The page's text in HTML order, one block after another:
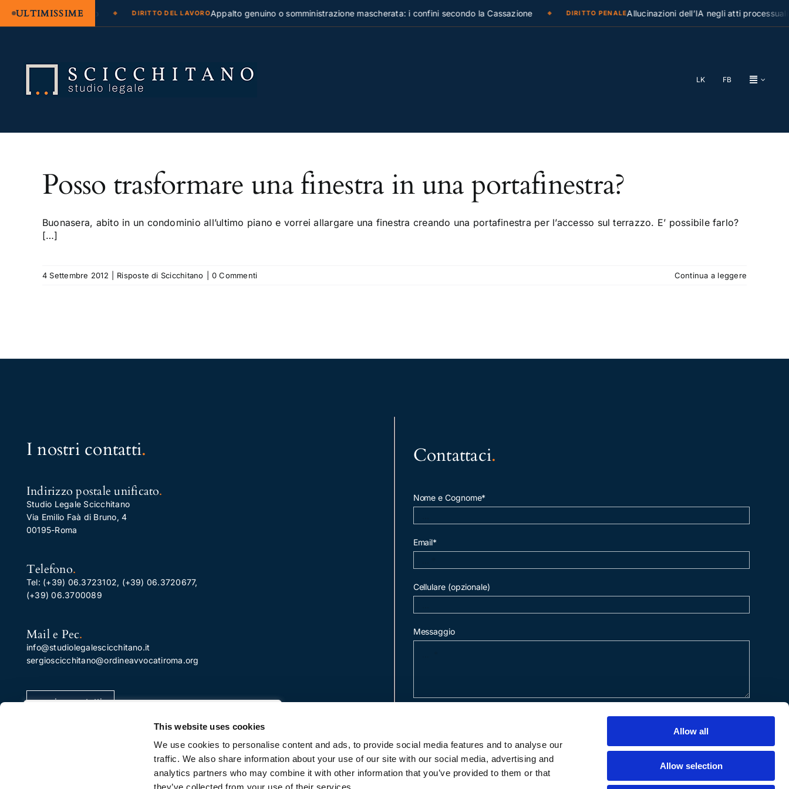
This website uses cookies
We use cookies to personalise content and ads, to provide social media features and to analyse our
traffic. We also share information about your use of our site with our social media, advertising and
analytics partners who may combine it with other information that you’ve provided to them or that
Allow all
Allow selection
Utilizziamo i cookie per migliorare la tua esperienza di
navigazione, pubblicare annunci o contenuti
personalizzati e analizzare il nostro traffico. Facendo clic
su "Accetta tutto", acconsenti al nostro utilizzo dei
ULTIMISSIME
legale e regresso DIRITTO DEL LAVOROAppalto genuino o somministrazione mascherata: i confini secondo la Cassazione DIRITTO PENALEAllucinazioni dell’IA negli atti
LK FB
Posso trasformare una finestra in una portafinestra?
Buonasera, abito in un condominio all’ultimo piano e vorrei allargare una finestra creando una portafinestra per l’accesso sul terrazzo. E’ possibile farlo?
[…]
4 Settembre 2012 Risposte di Scicchitano 0 Commenti Continua a leggere
I nostri contatti.
Indirizzo postale unificato.
Studio Legale Scicchitano
Via Emilio Faà di Bruno, 4
00195-Roma
Telefono.
Tel: (+39) 06.3723102, (+39) 06.3720677,
(+39) 06.3700089
Mail e Pec.
info@studiolegalescicchitano.it
sergioscicchitano@ordineavvocatiroma.org
pagina contatti
Contattaci.
Nome e Cognome*
Email*
Cellulare (opzionale)
Messaggio